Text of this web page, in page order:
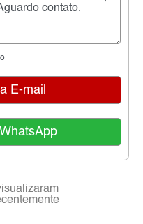
E-mail